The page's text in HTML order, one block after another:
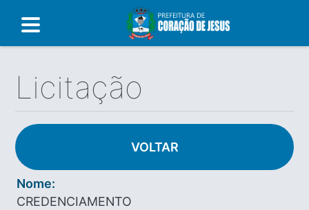
Licitação
VOLTAR
Nome:
CREDENCIAMENTO